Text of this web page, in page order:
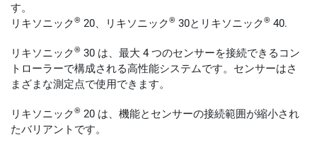
す。
リキソニック® 20、リキソニック® 30とリキソニック® 40.
リキソニック® 30 は、最大 4 つのセンサーを接続できるコン
トローラーで構成される高性能システムです。センサーはさ
まざまな測定点で使用できます。
リキソニック® 20 は、機能とセンサーの接続範囲が縮小され
たバリアントです。